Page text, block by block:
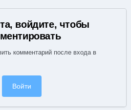
войдите, чтобы
комментарий после входа в
Войти